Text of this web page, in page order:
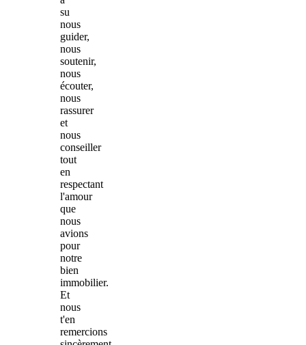
su
nous
guider,
nous
soutenir,
nous
écouter,
nous
rassurer
et
nous
conseiller
tout
en
respectant
l'amour
que
nous
avions
pour
notre
bien
immobilier.
Et
nous
t'en
remercions